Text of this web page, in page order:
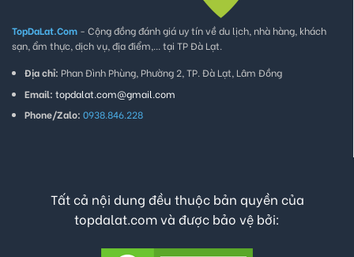
TopDaLat.Com - Cộng đồng đánh giá uy tín về du lịch, nhà hàng, khách
sạn, ẩm thực, dịch vụ, địa điểm,... tại TP Đà Lạt.
Địa chỉ: Phan Đình Phùng, Phường 2, TP. Đà Lạt, Lâm Đồng
Email: topdalat.com@gmail.com
Phone/Zalo: 0938.846.228
Tất cả nội dung đều thuộc bản quyền của
topdalat.com và được bảo vệ bởi: